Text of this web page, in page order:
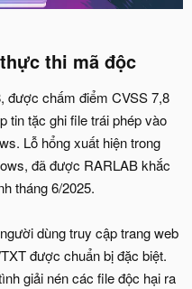
thi mã độc​
được chấm điểm CVSS 7,8
tin tặc ghi file trái phép vào
Lỗ hổng xuất hiện trong
đã được RARLAB khắc
tháng 6/2025.
dùng truy cập trang web
được chuẩn bị đặc biệt.
giải nén các file độc hại ra